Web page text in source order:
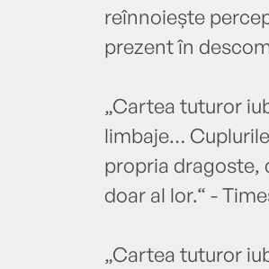
reînnoiește
prezent în
„Cartea tuturor
limbaje…
propria dragoste,
doar al lor.“ -
„Cartea tuturor